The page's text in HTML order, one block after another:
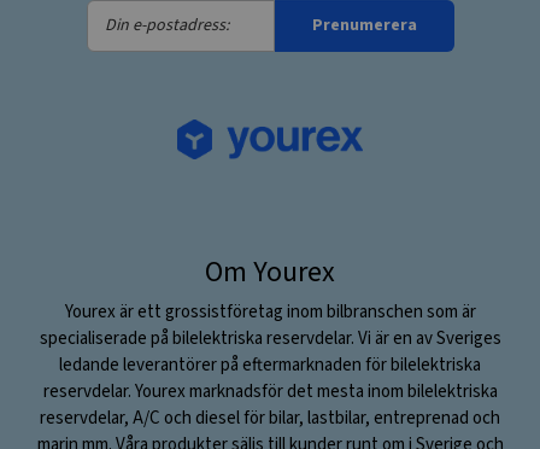
Din
e-
Prenumerera
Om Yourex
Yourex är ett grossistföretag inom bilbranschen som är
specialiserade på bilelektriska reservdelar. Vi är en av Sveriges
ledande leverantörer på eftermarknaden för bilelektriska
reservdelar. Yourex marknadsför det mesta inom bilelektriska
reservdelar, A/C och diesel för bilar, lastbilar, entreprenad och